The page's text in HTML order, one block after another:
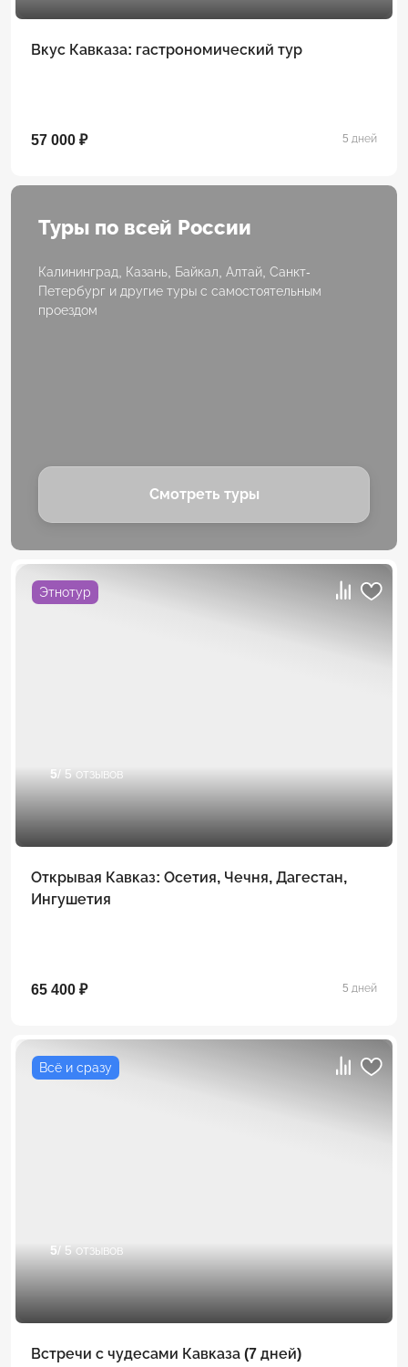
Вкус Кавказа: гастрономический тур
57 000 ₽ 5 дней
Туры по всей России
Калининград, Казань, Байкал, Алтай, Санкт-
Петербург и другие туры с самостоятельным
проездом
Смотреть туры
Этнотур
5/ 5 отзывов
Открывая Кавказ: Осетия, Чечня, Дагестан,
Ингушетия
65 400 ₽ 5 дней
Всё и сразу
5/ 5 отзывов
Встречи с чудесами Кавказа (7 дней)